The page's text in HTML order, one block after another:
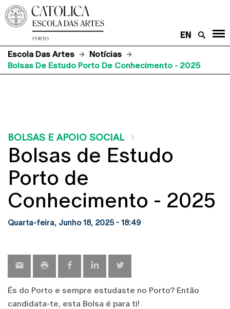
EN
Escola Das Artes
Notícias
Bolsas De Estudo Porto De Conhecimento - 2025
BOLSAS E APOIO SOCIAL
Bolsas de Estudo
Porto de
Conhecimento - 2025
Quarta-feira, Junho 18, 2025 - 18:49
És do Porto e sempre estudaste no Porto? Então
candidata-te, esta Bolsa é para ti!